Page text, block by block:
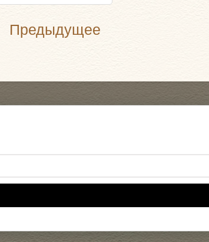
Предыдущее